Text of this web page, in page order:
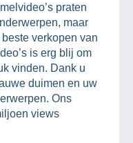
praten
maar
verkopen van
is erg blij om
vinden. Dank u
duimen en uw
Ons
views